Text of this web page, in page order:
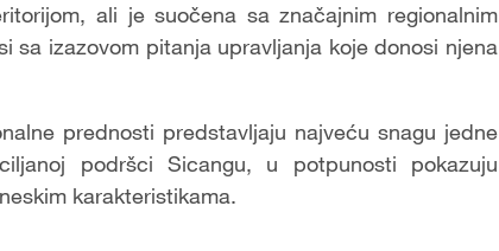
ali je suočena sa značajnim regionalnim
sa izazovom pitanja upravljanja koje donosi njena
prednosti predstavljaju najveću snagu jedne
podršci Sicangu, u potpunosti pokazuju
karakteristikama.